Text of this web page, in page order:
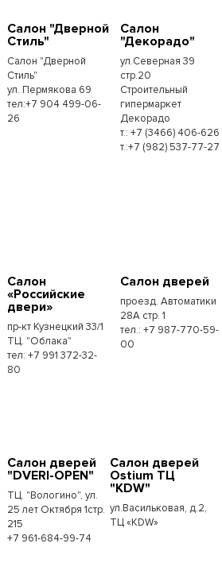
Салон "Дверной
Стиль"
Салон "Дверной
Стиль"
ул. Пермякова 69
тел:+7 904 499-06-
26
Салон
"Декорадо"
ул.Северная 39
стр.20
Строительный
гипермаркет
Декорадо
т.: +7 (3466) 406-626
т.:+7 (982) 537-77-27
Салон
«Российские
двери»
пр-кт Кузнецкий 33/1
ТЦ. "Облака"
тел: +7 991 372-32-
80
Салон дверей
проезд. Автоматики
28А стр. 1
тел.: +7 987-770-59-
00
Салон дверей
"DVERI-OPEN"
ТЦ. "Вологино", ул.
25 лет Октября 1стр.
215
+7 961-684-99-74
Салон дверей
Ostium ТЦ
"KDW"
ул.Васильковая, д.2,
ТЦ «KDW»